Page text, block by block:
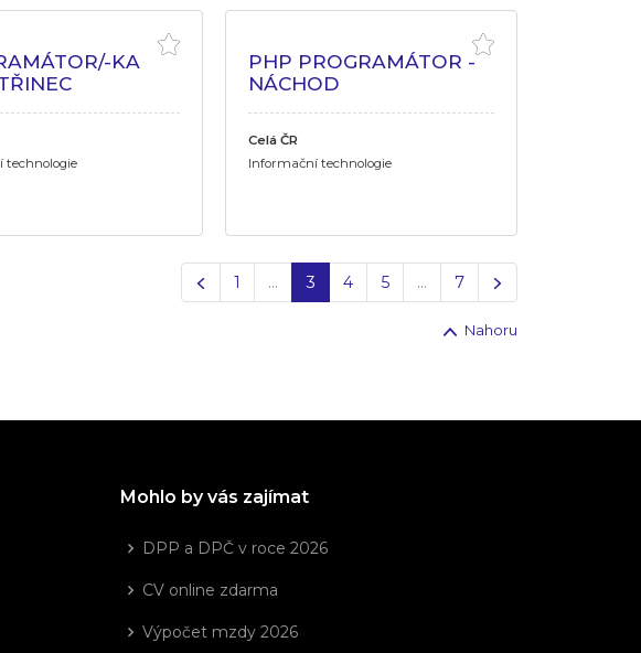
KA
technologie
PHP PROGRAMÁTOR -
NÁCHOD
Celá ČR
Informační technologie
Předchozí
1 … 3 4 5 … 7
Nahoru
Mohlo by vás zajímat
DPP a DPČ v roce 2026
CV online zdarma
Výpočet mzdy 2026